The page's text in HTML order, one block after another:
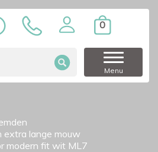
0
Menu
extra lange mouw
modern fit wit ML7